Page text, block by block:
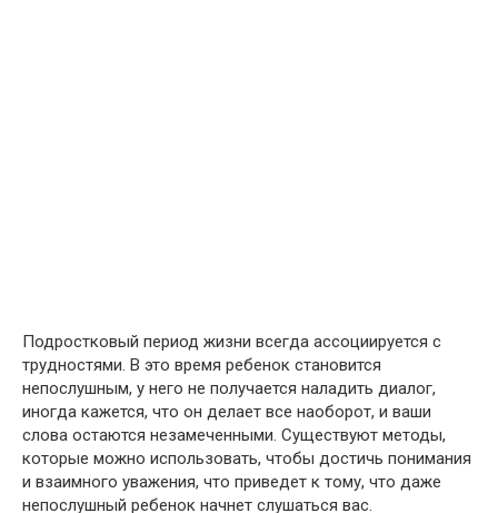
Подростковый период жизни всегда ассоциируется с
трудностями. В это время ребенок становится
непослушным, у него не получается наладить диалог,
иногда кажется, что он делает все наоборот, и ваши
слова остаются незамеченными. Существуют методы,
которые можно использовать, чтобы достичь понимания
и взаимного уважения, что приведет к тому, что даже
непослушный ребенок начнет слушаться вас.